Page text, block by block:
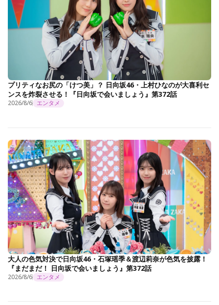
プリティなお尻の「けつ美」？ 日向坂46・上村ひなのが大喜利セ
ンスを炸裂させる！『日向坂で会いましょう』第372話
2026/8/6 エンタメ
大人の色気対決で日向坂46・石塚瑶季＆渡辺莉奈が色気を披露！
『まだまだ！ 日向坂で会いましょう』第372話
2026/8/6 エンタメ